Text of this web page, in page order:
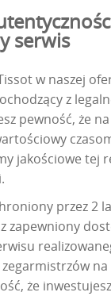
serwis
w naszej
z
pewność, że
jakościowe tej
przez 2
zapewniony
że